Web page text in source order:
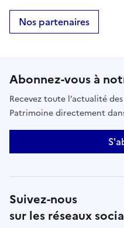
Nos partenaires
Abonnez-vous à
Recevez toute l’actualité
Patrimoine directement
Suivez-nous
sur les réseaux